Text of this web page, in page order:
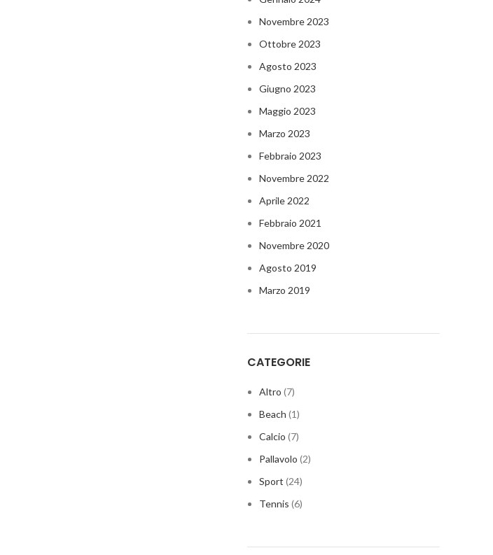
Novembre 2023
Ottobre 2023
Agosto 2023
Giugno 2023
Maggio 2023
Marzo 2023
Febbraio 2023
Novembre 2022
Aprile 2022
Febbraio 2021
Novembre 2020
Agosto 2019
Marzo 2019
CATEGORIE
Altro (7)
Beach (1)
Calcio (7)
Pallavolo (2)
Sport (24)
Tennis (6)